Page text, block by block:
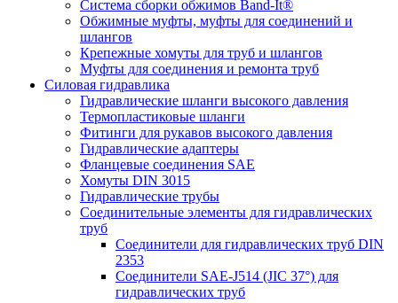
Система сборки обжимов Band-It®
Обжимные муфты, муфты для соединений и
шлангов
Крепежные хомуты для труб и шлангов
Муфты для соединения и ремонта труб
Силовая гидравлика
Гидравлические шланги высокого давления
Термопластиковые шланги
Фитинги для рукавов высокого давления
Гидравлические адаптеры
Фланцевые соединения SAE
Хомуты DIN 3015
Гидравлические трубы
Соединительные элементы для гидравлических
труб
Соединители для гидравлических труб DIN
2353
Соединители SAE-J514 (JIC 37°) для
гидравлических труб